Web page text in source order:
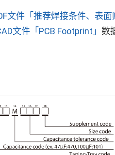
文件「推荐焊接条件、表面
文件「PCB Footprint」 数